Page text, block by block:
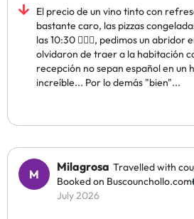
El precio de un vino tinto con
bastante caro, las pizzas
las 10:30 🤦🏻‍♂️, pedimos un abridor
olvidaron de traer a la habitación
recepción no sepan español en un
increíble... Por lo demás "bien"...
Milagrosa Travelled with
Booked on Buscounchollo.com
July 2026